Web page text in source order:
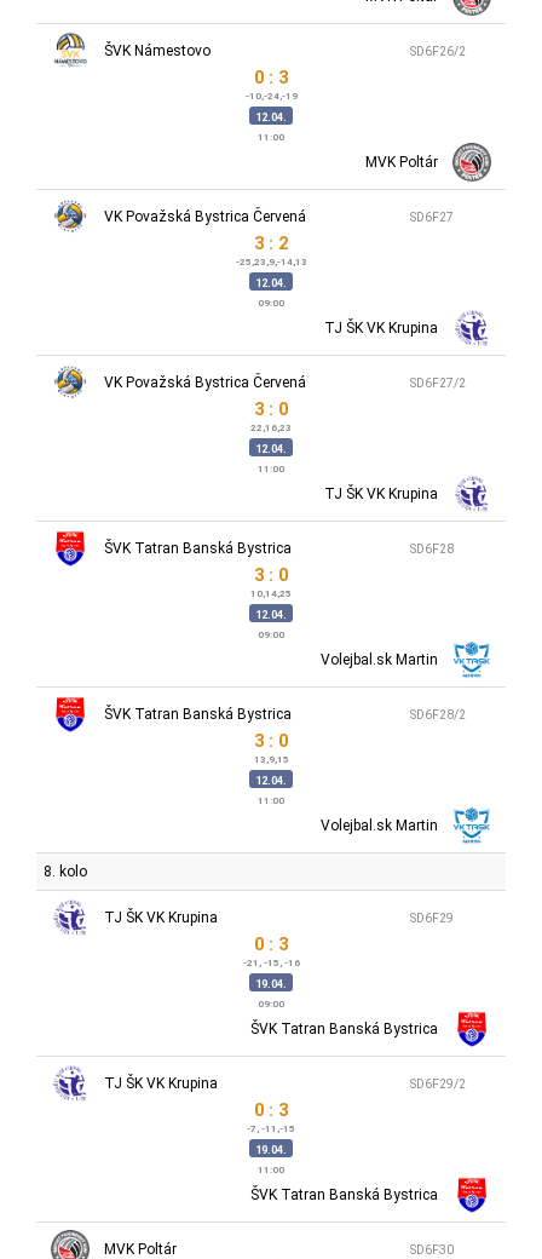
SD6F26/2
ŠVK Námestovo
0 : 3
-10,-24,-19
12.04.
11:00
MVK Poltár
SD6F27
VK Považská Bystrica Červená
3 : 2
-25,23,9,-14,13
12.04.
09:00
TJ ŠK VK Krupina
SD6F27/2
VK Považská Bystrica Červená
3 : 0
22,16,23
12.04.
11:00
TJ ŠK VK Krupina
SD6F28
ŠVK Tatran Banská Bystrica
3 : 0
10,14,25
12.04.
09:00
Volejbal.sk Martin
SD6F28/2
ŠVK Tatran Banská Bystrica
3 : 0
13,9,15
12.04.
11:00
Volejbal.sk Martin
8. kolo
SD6F29
TJ ŠK VK Krupina
0 : 3
-21, -15, -16
19.04.
09:00
ŠVK Tatran Banská Bystrica
SD6F29/2
TJ ŠK VK Krupina
0 : 3
-7, -11,-15
19.04.
11:00
ŠVK Tatran Banská Bystrica
SD6F30
MVK Poltár